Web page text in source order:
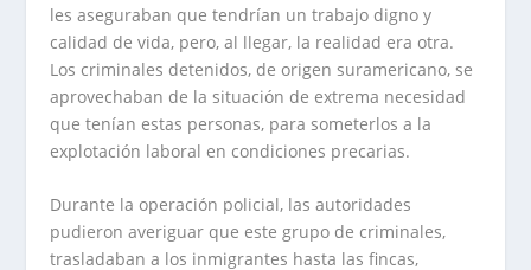
les aseguraban que tendrían un trabajo digno y
calidad de vida, pero, al llegar, la realidad era otra.
Los criminales detenidos, de origen suramericano, se
aprovechaban de la situación de extrema necesidad
que tenían estas personas, para someterlos a la
explotación laboral en condiciones precarias.
Durante la operación policial, las autoridades
pudieron averiguar que este grupo de criminales,
trasladaban a los inmigrantes hasta las fincas,